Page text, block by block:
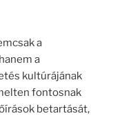
a
a
kultúrájának
fontosnak
betartását,